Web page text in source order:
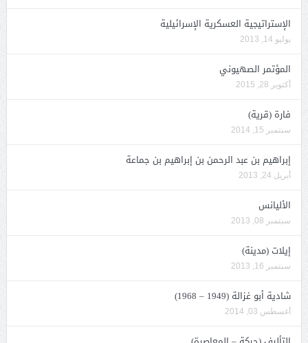
الإستراتيجية العسكرية الإسرائيلية
يوليو 14, 2013
المؤتمر الصهيوني
أكتوبر 28, 2015
فارة (قرية)
سبتمبر 15, 2014
إبراهيم بن عبد الرحمن بن إبراهيم بن جماعة
أبريل 24, 2013
الأليانس
سبتمبر 08, 2013
إيلات (مدينة)
سبتمبر 16, 2013
شادية أبو غزالة (1949 – 1968)
أغسطس 03, 2014